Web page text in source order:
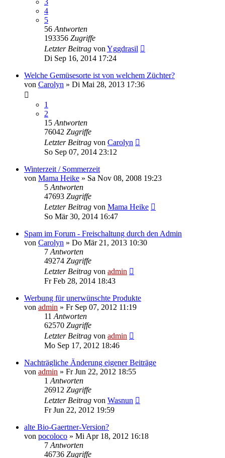
3
4
5
56 Antworten
193356 Zugriffe
Letzter Beitrag von Yggdrasil
Di Sep 16, 2014 17:24
Welche Gemüsesorte ist von welchem Züchter?
von Carolyn » Di Mai 28, 2013 17:36
1
2
15 Antworten
76042 Zugriffe
Letzter Beitrag von Carolyn
So Sep 07, 2014 23:12
Winterzeit / Sommerzeit
von Mama Heike » Sa Nov 08, 2008 19:23
5 Antworten
47693 Zugriffe
Letzter Beitrag von Mama Heike
So Mär 30, 2014 16:47
Spam im Forum - Freischaltung durch den Admin
von Carolyn » Do Mär 21, 2013 10:30
7 Antworten
49274 Zugriffe
Letzter Beitrag von admin
Fr Feb 28, 2014 18:43
Werbung für unerwünschte Produkte
von admin » Fr Sep 07, 2012 11:19
11 Antworten
62570 Zugriffe
Letzter Beitrag von admin
Mo Sep 17, 2012 18:46
Nachträgliche Änderung eigener Beiträge
von admin » Fr Jun 22, 2012 18:55
1 Antworten
26912 Zugriffe
Letzter Beitrag von Wasnun
Fr Jun 22, 2012 19:59
alte Bio-Gaertner-Version?
von pocoloco » Mi Apr 18, 2012 16:18
7 Antworten
46736 Zugriffe